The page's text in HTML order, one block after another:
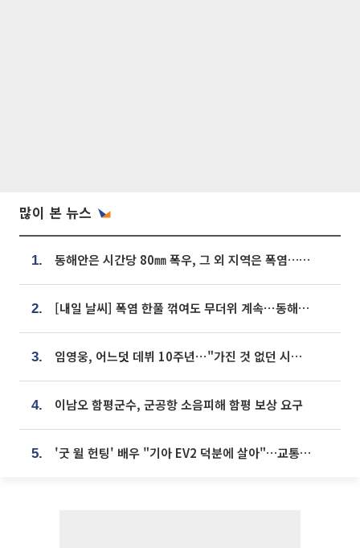
많이 본 뉴스
1. 동해안은 시간당 80㎜ 폭우, 그 외 지역은 폭염…‘극과 극 날씨’
2. [내일 날씨] 폭염 한풀 꺾여도 무더위 계속⋯동해안 이틀 연속 비
3. 임영웅, 어느덧 데뷔 10주년⋯"가진 것 없던 시절, 내 앞엔 20명의 팬뿐"
4. 이남오 함평군수, 군공항 소음피해 함평 보상 요구
5. '굿 윌 헌팅' 배우 "기아 EV2 덕분에 살아"…교통사고 후 안전성 극찬